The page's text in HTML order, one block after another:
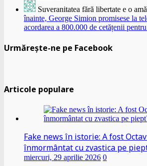
Suveranitatea fără libertate e o
înainte, George Simion promisese la
acordarea a 800.000 de cetățenii
Urmărește-ne pe Facebook
Articole populare
Fake news în istorie: A fost
înmormântat cu zvastica pe
miercuri, 29 aprilie 2026 0